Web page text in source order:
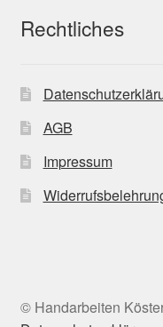
Rechtliches
AGB
Impressum
© Handarbeiten